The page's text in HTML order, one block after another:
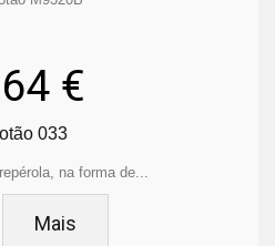
€
033
na forma de...
Mais